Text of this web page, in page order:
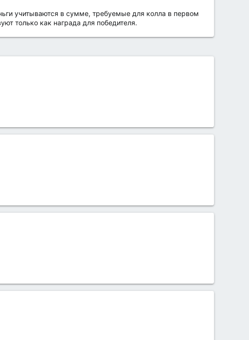
учитываются в сумме, требуемые для колла в первом
только как награда для победителя.